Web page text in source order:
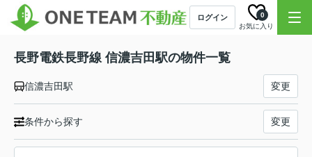
ログイン
お気に入り
0
長野電鉄長野線 信濃吉田駅の物件一覧
信濃吉田駅 変更
条件から探す 変更